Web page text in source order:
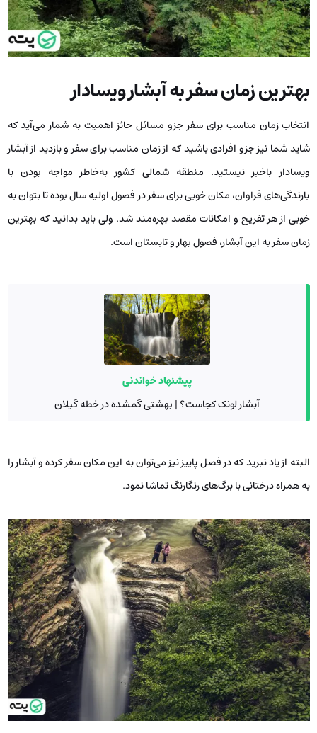
بهترین زمان سفر به آبشار ویسادار
انتخاب زمان مناسب برای سفر جزو مسائل حائز اهمیت به شمار می‌آید که
شاید شما نیز جزو افرادی باشید که از زمان مناسب برای سفر و بازدید از آبشار
ویسادار باخبر نیستید. منطقه شمالی کشور به‌خاطر مواجه بودن با
بارندگی‌های فراوان، مکان خوبی برای سفر در فصول اولیه سال بوده تا بتوان به‌
خوبی از هر تفریح و امکانات مقصد بهره‌مند شد. ولی باید بدانید که بهترین
زمان سفر به این آبشار، فصول بهار و تابستان است.
پیشنهاد خواندنی
آبشار لونک کجاست؟ | بهشتی گمشده در خطه گیلان
البته از یاد نبرید که در فصل پاییز نیز می‌توان به این مکان سفر کرده و آبشار را
به همراه درختانی با برگ‌های رنگارنگ تماشا نمود.